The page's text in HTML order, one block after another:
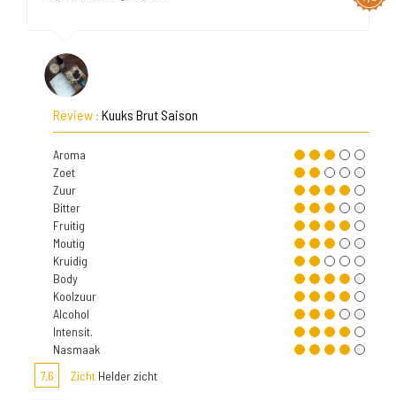
Review : Kuuks Brut Saison
Aroma
Zoet
Zuur
Bitter
Fruitig
Moutig
Kruidig
Body
Koolzuur
Alcohol
Intensit.
Nasmaak
7,6
Zicht Helder zicht